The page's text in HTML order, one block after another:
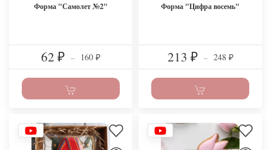
Форма "Самолет №2"
62 ₽ – 160 ₽
Форма "Цифра восемь"
213 ₽ – 248 ₽